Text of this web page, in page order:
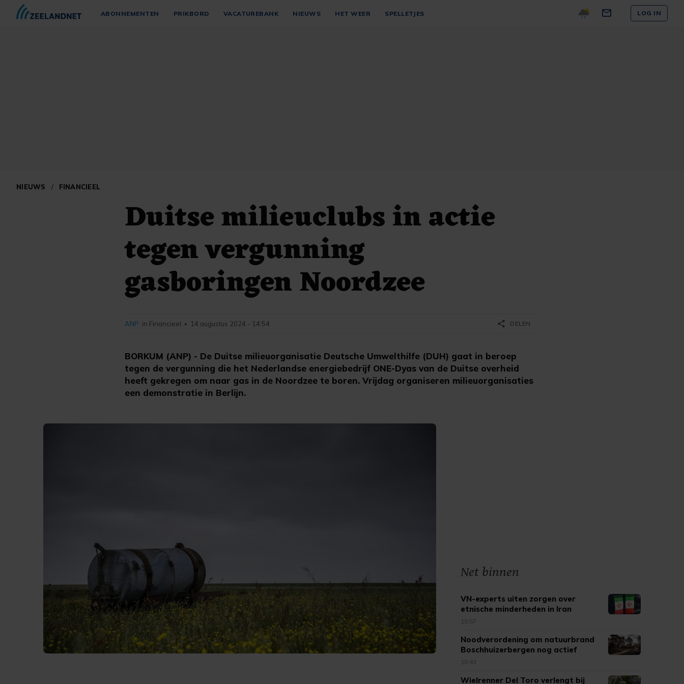
ABONNEMENTEN PRIKBORD VACATUREBANK NIEUWS HET WEER SPELLETJES LOG IN
NIEUWS / FINANCIEEL
Duitse milieuclubs in actie
tegen vergunning
gasboringen Noordzee
BORKUM (ANP) - De Duitse milieuorganisatie Deutsche Umwelthilfe (DUH) gaat in beroep
tegen de vergunning die het Nederlandse energiebedrijf ONE-Dyas van de Duitse overheid
heeft gekregen om naar gas in de Noordzee te boren. Vrijdag organiseren milieuorganisaties
een demonstratie in Berlijn.
ANP in Financieel • 14 augustus 2024 - 14:54 share DELEN
Net binnen
VN-experts uiten zorgen over
etnische minderheden in Iran
10:57
Noodverordening om natuurbrand
Boschhuizerbergen nog actief
10:43
Wielrenner Del Toro verlengt bij